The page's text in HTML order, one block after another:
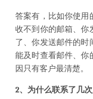
答案有，比如你使用
收不到你的邮箱、你
了、你发送邮件的时
能及时查看邮件、你
因只有客户最清楚。
2、为什么联系了几